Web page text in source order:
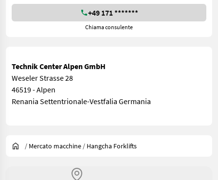
+49 171 *******
Chiama consulente
Technik Center Alpen GmbH
Weseler Strasse 28
46519 - Alpen
Renania Settentrionale-Vestfalia Germania
/ Mercato macchine / Hangcha Forklifts